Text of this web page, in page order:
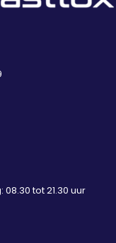
tot 21.30 uur